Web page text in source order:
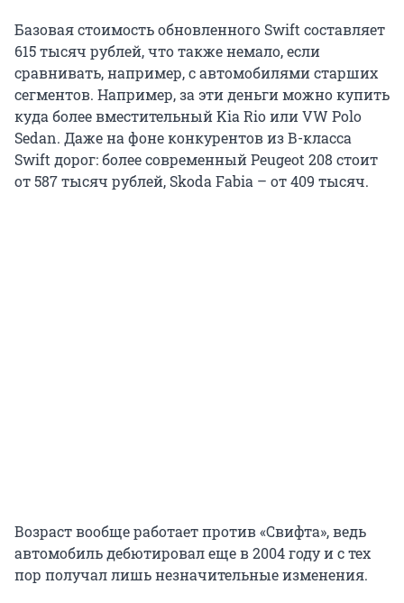
Базовая стоимость обновленного Swift составляет
615 тысяч рублей, что также немало, если
сравнивать, например, с автомобилями старших
сегментов. Например, за эти деньги можно купить
куда более вместительный Kia Rio или VW Polo
Sedan. Даже на фоне конкурентов из В-класса
Swift дорог: более современный Peugeot 208 стоит
от 587 тысяч рублей, Skoda Fabia – от 409 тысяч.
Возраст вообще работает против «Свифта», ведь
автомобиль дебютировал еще в 2004 году и с тех
пор получал лишь незначительные изменения.